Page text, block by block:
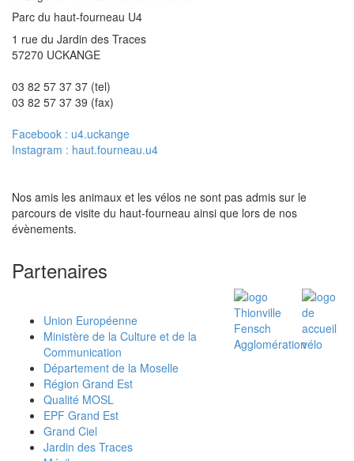
Parc du haut-fourneau U4
1 rue du Jardin des Traces
57270 UCKANGE
03 82 57 37 37 (tel)
03 82 57 37 39 (fax)
Facebook : u4.uckange
Instagram : haut.fourneau.u4
Nos amis les animaux et les vélos ne sont pas admis sur le
parcours de visite du haut-fourneau ainsi que lors de nos
évènements.
Partenaires
Union Européenne
Ministère de la Culture et de la
Communication
Département de la Moselle
Région Grand Est
Qualité MOSL
EPF Grand Est
Grand Ciel
Jardin des Traces